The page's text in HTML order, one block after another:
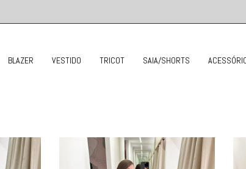
BLAZER VESTIDO TRICOT SAIA/SHORTS